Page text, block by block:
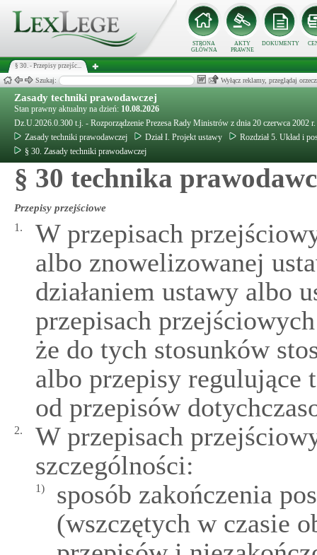
STRONA
GŁÓWNA
AKTY
PRAWNE
DOKUMENTY
§ 30. - Przepisy przejśc...
Szukaj: Wyłącz reklamy, przeglądaj
Zasady techniki prawodawczej
Stan prawny aktualny na dzień: 10.08.2026
Dz.U.2026.0.300 t.j. - Rozporządzenie Prezesa Rady Ministrów z dnia 20 czerwca 2002
Zasady techniki prawodawczej
Dział I. Projekt ustawy
Rozdział 5. Układ i
§ 30. Zasady techniki prawodawczej
§ 30 technika
Przepisy przejściowe
1.
W przepisach
albo znowelizowanej
działaniem ustawy albo
przepisach
że do tych stosunków
albo przepisy regulujące
od przepisów
2.
W przepisach
szczególności:
1)
sposób zakończenia
(wszczętych w czasie